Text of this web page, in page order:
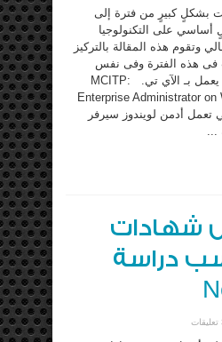
بشكلٍ كبيرٍ من فترة إلى
على التكنولوجيا
وتقوم هذه المقالة بالتركيز
هذه الفترة وفى نفس
الوقت هامّة لأى شخص يعمل بـ الآي تي. MCITP:
Enterprise Administrator on
تعمل أدمن لويندوز سيرفر
شهادات
دراسة